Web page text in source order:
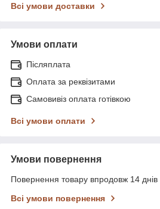
Всі умови доставки
Умови оплати
Післяплата
Оплата за реквізитами
Самовивіз оплата готівкою
Всі умови оплати
Умови повернення
Повернення товару впродовж 14 днів
Всі умови повернення